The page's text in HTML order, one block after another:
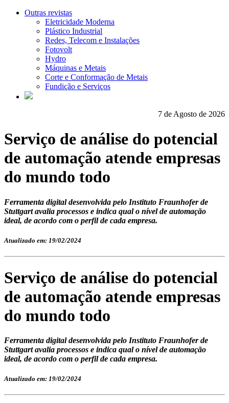
Outras revistas
Eletricidade Moderna
Plástico Industrial
Redes, Telecom e Instalações
Fotovolt
Hydro
Máquinas e Metais
Corte e Conformação de Metais
Fundição e Serviços
7 de Agosto de 2026
Serviço de análise do potencial
de automação atende empresas
do mundo todo
Ferramenta digital desenvolvida pelo Instituto Fraunhofer de
Stuttgart avalia processos e indica qual o nível de automação
ideal, de acordo com o perfil de cada empresa.
Atualizado em: 19/02/2024
Serviço de análise do potencial
de automação atende empresas
do mundo todo
Ferramenta digital desenvolvida pelo Instituto Fraunhofer de
Stuttgart avalia processos e indica qual o nível de automação
ideal, de acordo com o perfil de cada empresa.
Atualizado em: 19/02/2024